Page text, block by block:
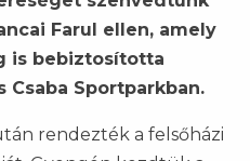
Farul ellen, amely
is bebiztosította
Csaba Sportparkban.
rendezték a felsőházi